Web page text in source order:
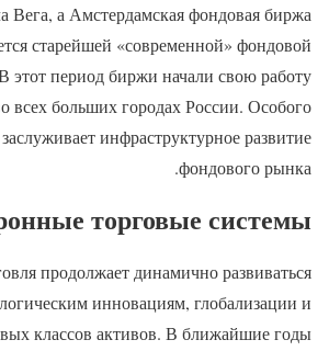
Вега, а Амстердамская фондовая биржа
старейшей «современной» фондовой
этот период биржи начали свою работу
всех больших городах России. Особого
инфраструктурное развитие
фондового рынка.
торговые системы
продолжает динамично развиваться
инновациям, глобализации и
классов активов. В ближайшие годы